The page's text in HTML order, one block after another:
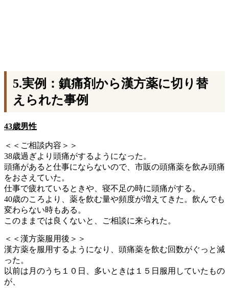
5.実例：鎮痛剤から漢方薬に切り替
えられた事例
43歳男性
＜＜ご相談内容＞＞
38歳過ぎより頭痛がするようになった。
頭痛があると仕事にならないので、市販の頭痛薬を飲み頭痛
をおさえていた。
仕事で疲れているときや、寝不足の時に頭痛がする。
40歳のころより、薬を飲む量や頻度が増えてきた。飲んでも
変わらない時もある。
このままでは良くないと、ご相談に来られた。
＜＜漢方薬服用後＞＞
漢方薬を服用するようになり、頭痛薬を飲む回数がぐっと減
った。
以前は月のうち１０日、多いときは１５日服用していたもの
が、